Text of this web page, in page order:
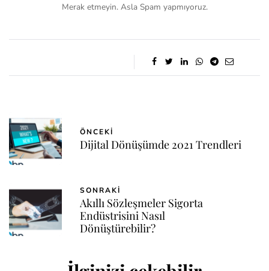
Merak etmeyin. Asla Spam yapmıyoruz.
ÖNCEKI
Dijital Dönüşümde 2021 Trendleri
SONRAKI
Akıllı Sözleşmeler Sigorta
Endüstrisini Nasıl
Dönüştürebilir?